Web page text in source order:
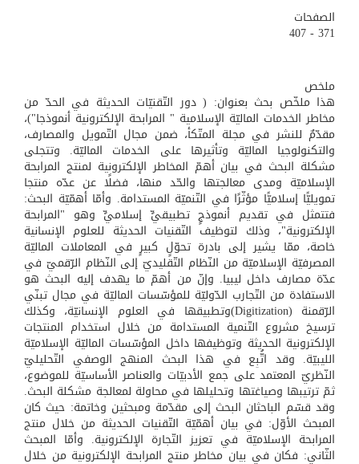
الصفحات
371 - 407
ملخص
هذا ملخّص بحث بعنوان: ( دور التّقنيّات الحديثة في الحدّ من
مخاطر الخدمات الماليّة الإسلامية " المرابحة الإلكترونية أنموذجا")،
مقدّمٌ للنشر في مجلة المتّكأ، ضمن مجال التّمويل والمصارف،
والتكنولوجيا الماليّة وتأثيرها على الخدمات الماليّة. وتتجلى
مشكلة البحث في بيان أهمّ المخاطر الإلكترونية لمنتج المرابحة
الإسلاميّة ومدى معالجتها والحّد منها، فضلًا عن عدّه منتجا
تمويليًّا إسلاميًّا مؤثّرًا في التّنميّة المستدامة. وأمّا أهمّيّة البحث:
فتتمثل في تقديم أنموذجٍ تطبيقيٍّ إسلاميٍّ وهو "المرابحة
الإلكترونية"، وذلك لتوظيف التّقنيات الحديثة للعلوم الإنسانية
خاصة، ممّا يشير إلى بادرة تحوّلٍ كبيرٍ في المعاملات الماليّة
المصرفيّة الإسلاميّة من النّظام التّقليديّ إلى النّظام الرّقميّ في
عدّة مصارف داخل ليبيا. وإنّ من أهمّ ما يهدف إليه البحث هو
الاستفادة من التّجارب الدّوليّة للمؤسّسات الماليّة في مجال تبنّي
الرّقمنة (Digitization)وتطبيقها في العلوم الإنسانيّة، وكذلك
ترسيخ مشروع التّنمية المستدامة من خلال استخدام المنتجات
الإلكترونية الحديثة وتوظيفها داخل المؤسّسات الماليّة الإسلاميّة
الليبيّة. وقد اتُّبِع في هذا البحث المنهج الوصفي التّحليليّ
النّظريّ المعتمد على جمع الأدبيّات والعناصر الأساسيّة للموضوع،
ثمّ ترتيبها وصياغتها وتحليلها في محاولة لمعالجة مشكلة البحث.
وقد قسّم الباحثان البحث إلى مقدّمة ومبحثين وخاتمة: حيث كان
المبحث الأوّل: في بيان أهمّيّة التّقنيات الحديثة من خلال منتج
المرابحة الإسلاميّة في تعزيز التّجارة الإلكترونية. وأمّا المبحث
الثّاني: فكان في بيان مخاطر منتج المرابحة الإلكترونية من خلال